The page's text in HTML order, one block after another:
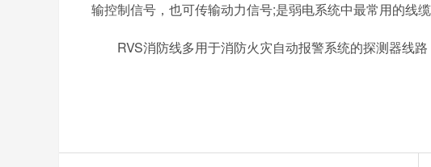
输控制信号，也可传输动力信号;是弱电系统中最常用的线缆
RVS消防线多用于消防火灾自动报警系统的探测器线路